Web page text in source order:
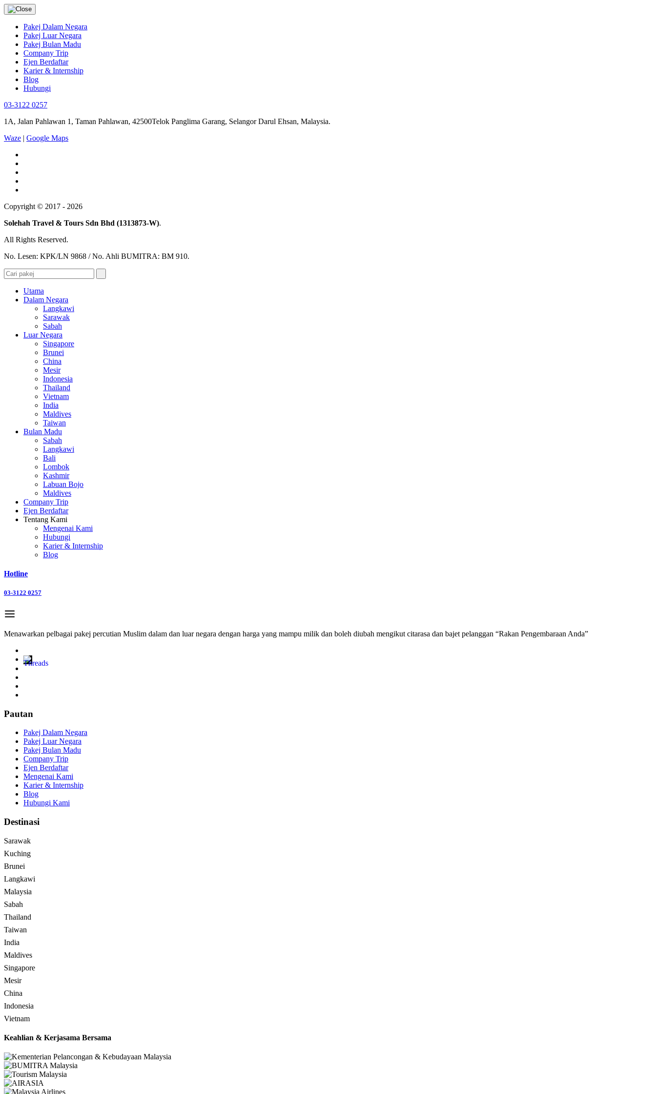
Pakej Dalam Negara
Pakej Luar Negara
Pakej Bulan Madu
Company Trip
Ejen Berdaftar
Karier & Internship
Blog
Hubungi
03-3122 0257
1A, Jalan Pahlawan 1, Taman Pahlawan, 42500Telok Panglima Garang, Selangor Darul Ehsan, Malaysia.
Waze | Google Maps
Copyright © 2017 - 2026
Solehah Travel & Tours Sdn Bhd (1313873-W).
All Rights Reserved.
No. Lesen: KPK/LN 9868 / No. Ahli BUMITRA: BM 910.
Utama
Dalam Negara
Langkawi
Sarawak
Sabah
Luar Negara
Singapore
Brunei
China
Mesir
Indonesia
Thailand
Vietnam
India
Maldives
Taiwan
Bulan Madu
Sabah
Langkawi
Bali
Lombok
Kashmir
Labuan Bojo
Maldives
Company Trip
Ejen Berdaftar
Tentang Kami
Mengenai Kami
Hubungi
Karier & Internship
Blog
Hotline
03-3122 0257
Menawarkan pelbagai pakej percutian Muslim dalam dan luar negara dengan harga yang mampu milik dan boleh diubah mengikut citarasa dan bajet pelanggan “Rakan Pengembaraan Anda”
Pautan
Pakej Dalam Negara
Pakej Luar Negara
Pakej Bulan Madu
Company Trip
Ejen Berdaftar
Mengenai Kami
Karier & Internship
Blog
Hubungi Kami
Destinasi
Sarawak
Kuching
Brunei
Langkawi
Malaysia
Sabah
Thailand
Taiwan
India
Maldives
Singapore
Mesir
China
Indonesia
Vietnam
Keahlian & Kerjasama Bersama